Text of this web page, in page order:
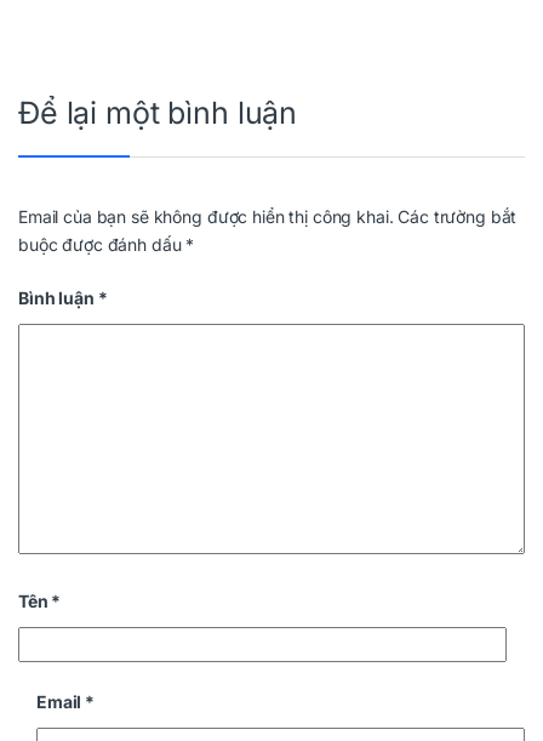
Để lại một bình luận
Email của bạn sẽ không được hiển thị công khai. Các trường bắt
buộc được đánh dấu *
Bình luận *
Tên *
Email *